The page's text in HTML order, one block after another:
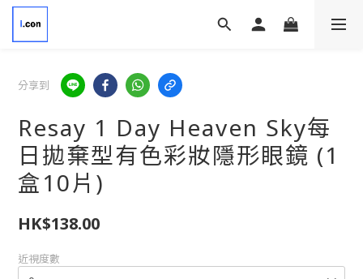
分享到
Resay 1 Day Heaven Sky每
日拋棄型有色彩妝隱形眼鏡 (1
盒10片)
HK$138.00
近視度數